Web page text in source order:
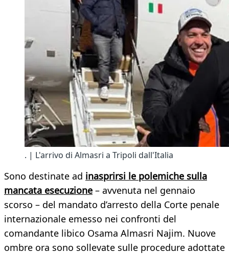
. | L'arrivo di Almasri a Tripoli dall'Italia
Sono destinate ad inasprirsi le polemiche sulla
mancata esecuzione – avvenuta nel gennaio
scorso – del mandato d’arresto della Corte penale
internazionale emesso nei confronti del
comandante libico Osama Almasri Najim. Nuove
ombre ora sono sollevate sulle procedure adottate